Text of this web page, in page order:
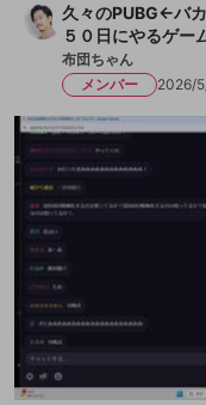
久々のPUBG←バ
５０日にやるゲー
布団ちゃん
メンバー
2026/